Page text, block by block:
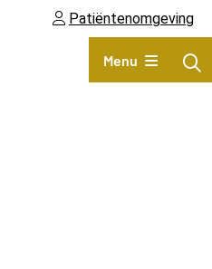
Patiëntenomgeving
Hoofdmenu
Menu